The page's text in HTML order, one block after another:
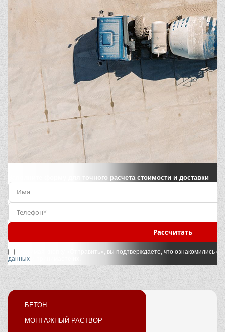
Заполните форму для точного расчета стоимости и доставки
Рассчитать
Нажимая кнопку «Отправить», вы подтверждаете, что ознакомились с
данных
БЕТОН
МОНТАЖНЫЙ РАСТВОР